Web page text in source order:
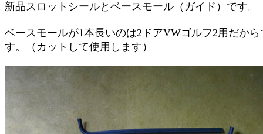
新品スロットシールとベースモール（ガイド）です。
ベースモールが1本長いのは2ドアVWゴルフ2用だから
す。（カットして使用します）